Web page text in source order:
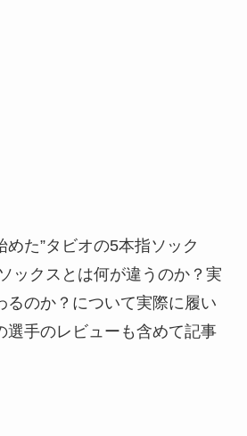
た”タビオの5本指ソック
ックスとは何が違うのか？実
るのか？について実際に履い
選手のレビューも含めて記事